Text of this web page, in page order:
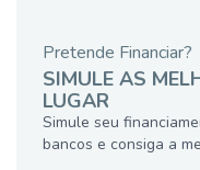
Pretende Financiar?
SIMULE AS
LUGAR
Simule seu
bancos e consiga a